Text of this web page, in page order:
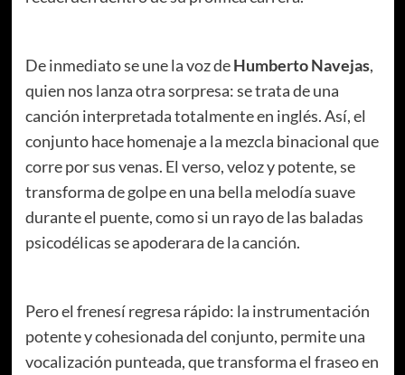
De inmediato se une la voz deHumberto Navejas,
quien nos lanza otra sorpresa: se trata de una
canción interpretada totalmente en inglés. Así, el
conjunto hace homenaje a la mezcla binacional que
corre por sus venas. El verso, veloz y potente, se
transforma de golpe en una bella melodía suave
durante el puente, como si un rayo de las baladas
psicodélicas se apoderara de la canción.
Pero el frenesí regresa rápido: la instrumentación
potente y cohesionada del conjunto, permite una
vocalización punteada, que transforma el fraseo en